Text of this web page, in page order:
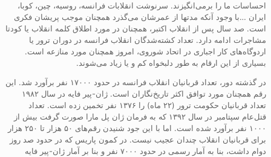
احساسات ما را برمی‌انگیزند. سرنوشت انقلابات فرانسه، روسیه، چین، کوبا،
ایران …با وجود آنکه مدتها از عمرشان می‌گذرد همچنان موجب پریشان فکری
است. صد سال پس از انقلاب اکتبر، همچنان در مورد اطلاق کلمه انقلاب یا کودتا
مشاجرات ادامه دارد. تعداد کشته‌شدگان انقلاب فرانسه در دوران ترور یا
اردوگاه‌های کار اجباری در اتحاد شوروی، امروز همچنان مورد منازعه است.
بسیاری از این ارقام به طور دلبخواه کم و یا زیاد می‌شوند.
در گذشته دور، تعداد قربانیان انقلاب فرانسه در حدود ۱۷۰۰۰ نفر برآورد شد. این
رقم همچنان مورد توافق اکثر تاریخ‌نگاران است. ژان-پیر فایه در سال ۱۹۸۲
تعداد قربانیان حکومت ترور (۲۲ ماه) را ۱۳۷۶ نفر تخمین زده است. تعداد
قتل‌عام سپتامبر در سال ۱۳۹۲ که به فرمان ژان پل مارا صورت گرفت بیش از
۱۰۰۰ نفر برآورد شده است. اما با این جود شنیدن رقم‌های ۵۰ هزار تا ۲۵۰ هزار
برای قربانیان انقلاب چندان عجیب نیست. در کمون پاریس که در حدود صد روز
دوام داشت، بنا به آمار رسمی در حدود ۷۰۰۰ نفر و بنا بر آمار ژان-پیر فایه